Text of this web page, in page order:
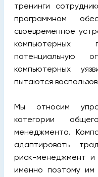
тренинги
программном
своевременное
компьютерных
потенциальную
компьютерных
пытаются
Мы относим
категории
менеджмента.
адаптировать
риск-менеджмент и
именно поэтому им